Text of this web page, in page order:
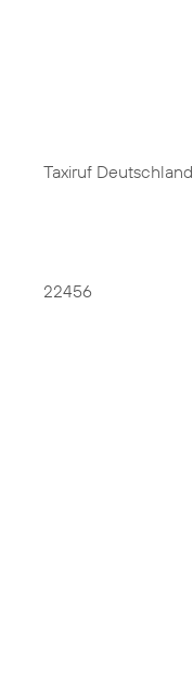
Taxiruf Deutschland
22456